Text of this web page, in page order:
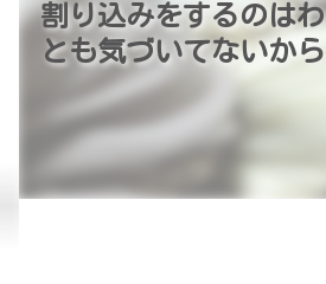
割り込みをするのは
とも気づいてないか